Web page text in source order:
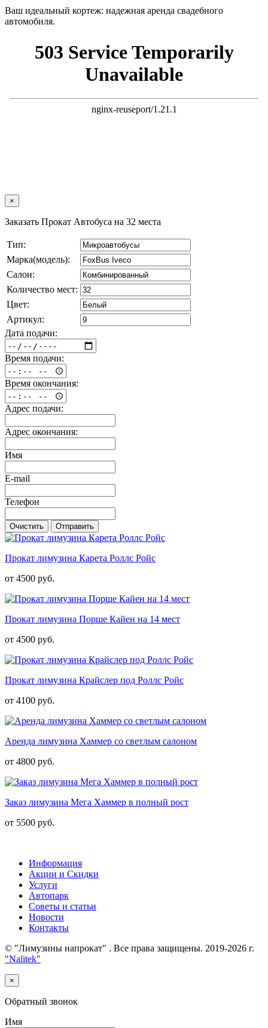
Ваш идеальный кортеж: надежная аренда свадебного
автомобиля.
×
Заказать Прокат Автобуса на 32 места
Тип:
Марка(модель):
Салон:
Количество мест:
Цвет:
Артикул:
Дата подачи:
Время подачи:
Время окончания:
Адрес подачи:
Адрес окончания:
Имя
E-mail
Телефон
Очистить Отправить
Прокат лимузина Карета Роллс Ройс
от 4500 руб.
Прокат лимузина Порше Кайен на 14 мест
от 4500 руб.
Прокат лимузина Крайслер под Роллс Ройс
от 4100 руб.
Аренда лимузина Хаммер со светлым салоном
от 4800 руб.
Заказ лимузина Мега Хаммер в полный рост
от 5500 руб.
Информация
Акции и Скидки
Услуги
Автопарк
Советы и статьи
Новости
Контакты
© "Лимузины напрокат" . Все права защищены. 2019-2026 г.
"Nalitek"
×
Обратный звонок
Имя